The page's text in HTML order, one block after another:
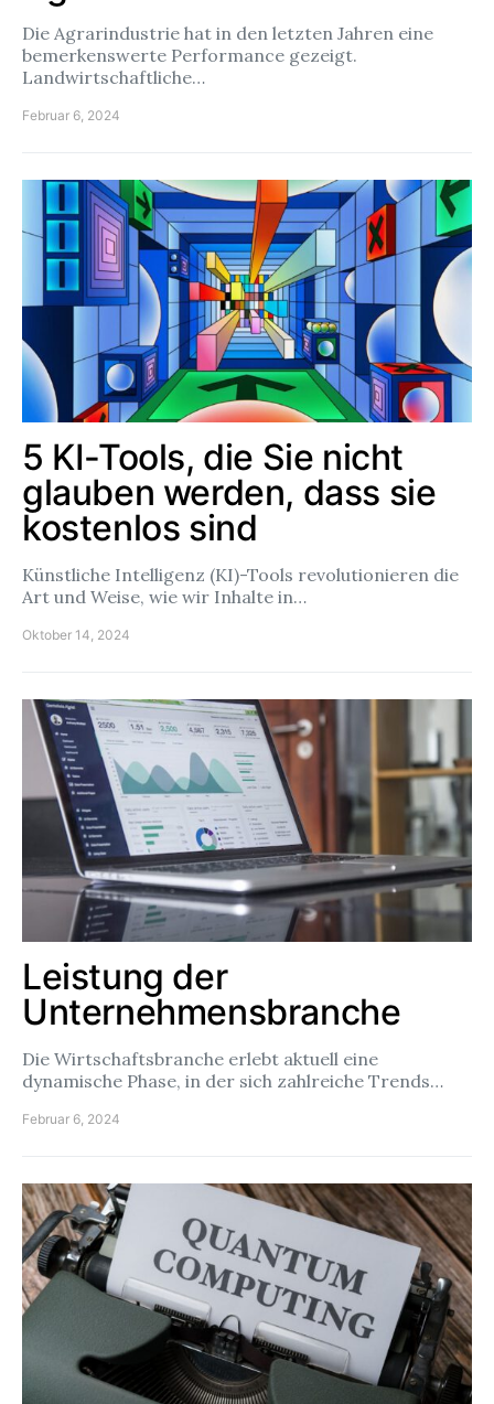
Die Agrarindustrie hat in den letzten Jahren eine
bemerkenswerte Performance gezeigt.
Landwirtschaftliche…
Februar 6, 2024
5 KI-Tools, die Sie nicht
glauben werden, dass sie
kostenlos sind
Künstliche Intelligenz (KI)-Tools revolutionieren die
Art und Weise, wie wir Inhalte in…
Oktober 14, 2024
Leistung der
Unternehmensbranche
Die Wirtschaftsbranche erlebt aktuell eine
dynamische Phase, in der sich zahlreiche Trends…
Februar 6, 2024